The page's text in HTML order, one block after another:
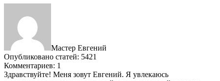
Мастер Евгений
Опубликовано статей: 5421
Комментариев: 1
Здравствуйте! Меня зовут Евгений. Я увлекаюсь